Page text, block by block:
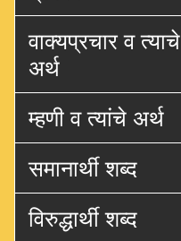
वाक्यप्रचार व त्याचे
अर्थ
म्हणी व त्यांचे अर्थ
समानार्थी शब्द
विरुद्धार्थी शब्द